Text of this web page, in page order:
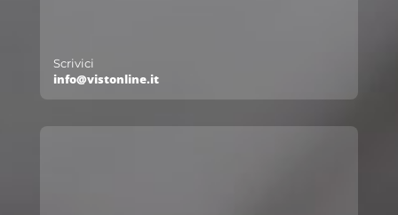
Scrivici
info@vistonline.it